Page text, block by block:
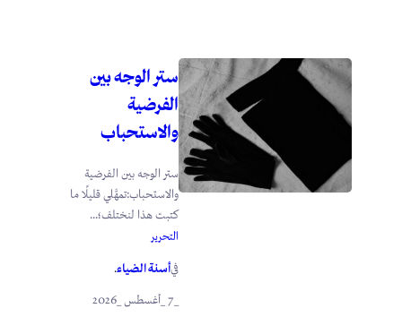
ستر الوجه بين
الفرضية
والاستحباب
ستر الوجه بين الفرضية
والاستحباب:تمهَّلي قليلًا ما
كتبت هذا لنختلف؛...
التحرير
فيأسنة الضياء.